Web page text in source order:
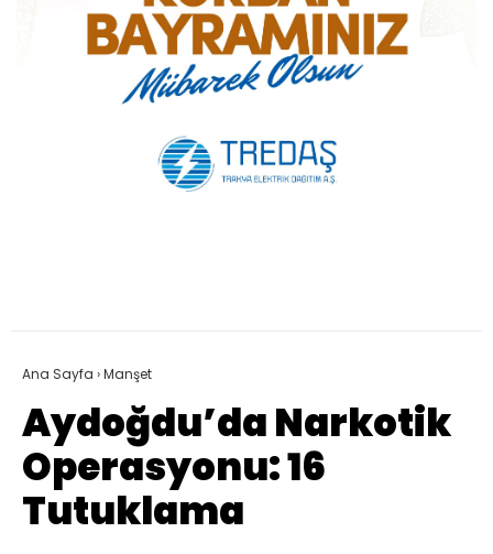
Ana Sayfa ›Manşet
Aydoğdu’da Narkotik
Operasyonu: 16
Tutuklama